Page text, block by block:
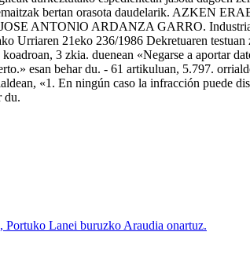
bertan orasota daudelarik. AZKEN
JOSE ANTONlO ARDANZA GARRO.
Urriaren 21eko 236/1986 Dekretuaren
3 zkia. duenean «Negarse a aportar
esan behar du. - 61 artikuluan, 5.797.
«1. En ningún caso la infracción puede
du.
Lanei buruzko Araudia onartuz.